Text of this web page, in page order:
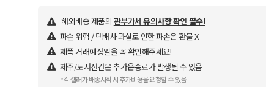
해외배송 제품의 관부가세 유의사항 확인 필수!
파손 위험 / 택배사 과실로 인한 파손은 환불 X
제품 거래예정일을 꼭 확인해주세요!
제주/도서산간은 추가운송료가 발생될 수 있음
*각 셀러가 배송시작 시 추가비용을 요청할 수 있음